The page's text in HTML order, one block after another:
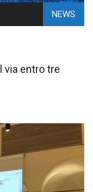
NEWS
via entro tre